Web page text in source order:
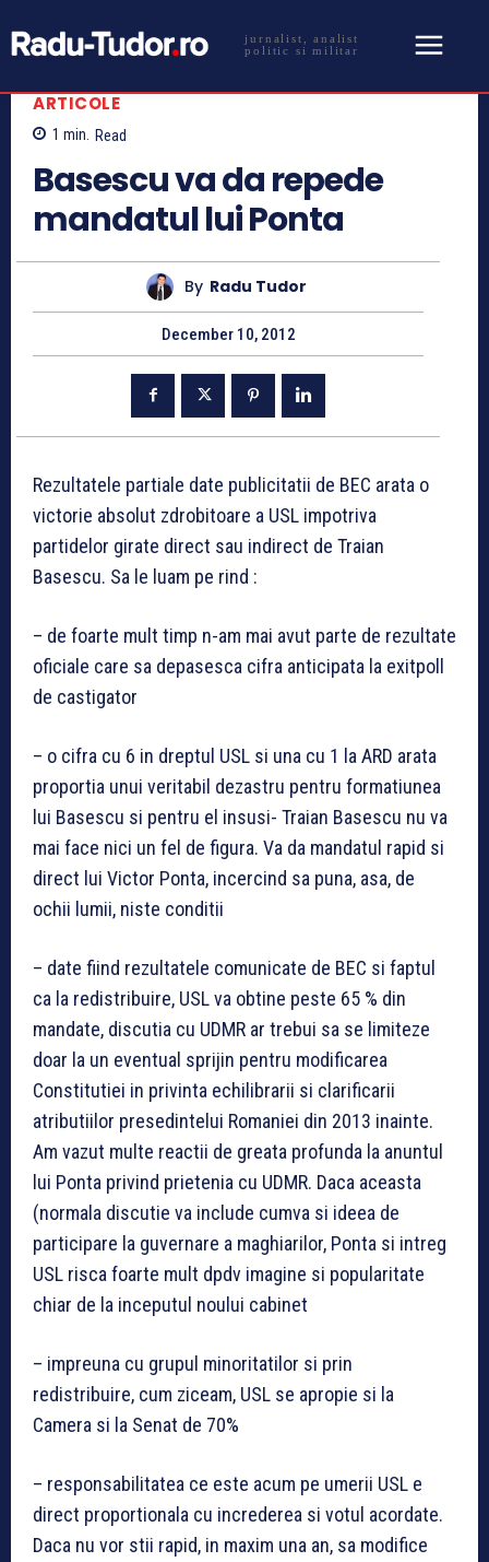
jurnalist, analist
politic si militar
ARTICOLE
1 min. Read
Basescu va da repede
mandatul lui Ponta
By Radu Tudor
December 10, 2012
Rezultatele partiale date publicitatii de BEC arata o
victorie absolut zdrobitoare a USL impotriva
partidelor girate direct sau indirect de Traian
Basescu. Sa le luam pe rind :
– de foarte mult timp n-am mai avut parte de rezultate
oficiale care sa depasesca cifra anticipata la exitpoll
de castigator
– o cifra cu 6 in dreptul USL si una cu 1 la ARD arata
proportia unui veritabil dezastru pentru formatiunea
lui Basescu si pentru el insusi- Traian Basescu nu va
mai face nici un fel de figura. Va da mandatul rapid si
direct lui Victor Ponta, incercind sa puna, asa, de
ochii lumii, niste conditii
– date fiind rezultatele comunicate de BEC si faptul
ca la redistribuire, USL va obtine peste 65 % din
mandate, discutia cu UDMR ar trebui sa se limiteze
doar la un eventual sprijin pentru modificarea
Constitutiei in privinta echilibrarii si clarificarii
atributiilor presedintelui Romaniei din 2013 inainte.
Am vazut multe reactii de greata profunda la anuntul
lui Ponta privind prietenia cu UDMR. Daca aceasta
(normala discutie va include cumva si ideea de
participare la guvernare a maghiarilor, Ponta si intreg
USL risca foarte mult dpdv imagine si popularitate
chiar de la inceputul noului cabinet
– impreuna cu grupul minoritatilor si prin
redistribuire, cum ziceam, USL se apropie si la
Camera si la Senat de 70%
– responsabilitatea ce este acum pe umerii USL e
direct proportionala cu increderea si votul acordate.
Daca nu vor stii rapid, in maxim una an, sa modifice